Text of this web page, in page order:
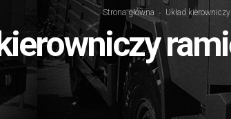
Strona główna Układ kierowniczy